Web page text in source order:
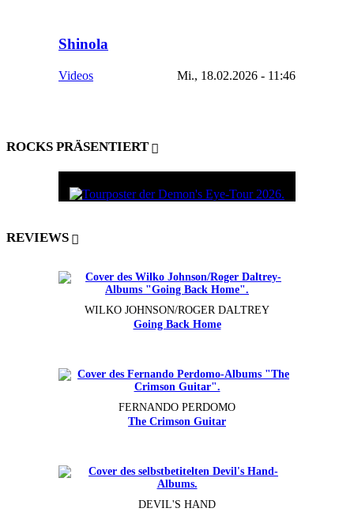
Shinola
Videos Mi., 18.02.2026 - 11:46
ROCKS PRÄSENTIERT
REVIEWS
WILKO JOHNSON/ROGER DALTREY
Going Back Home
FERNANDO PERDOMO
The Crimson Guitar
DEVIL'S HAND